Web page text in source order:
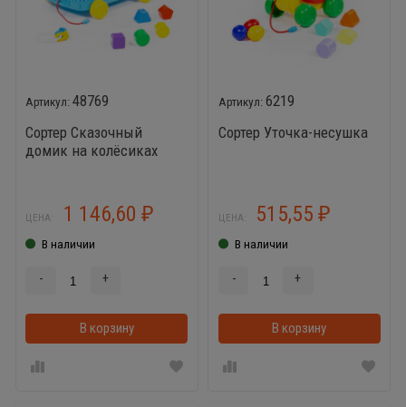
48769
Сортер Сказочный
домик на колёсиках
ЦЕНА: 1 146,60 ₽
В наличии
- +
В корзину
6219
Сортер Уточка-несушка
ЦЕНА: 515,55₽
В наличии
- +
В корзину